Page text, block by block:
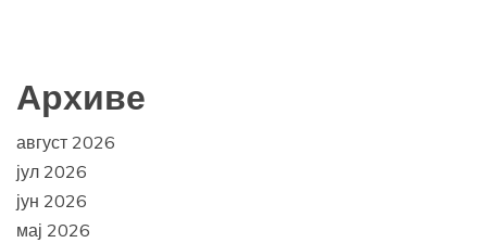
Архиве
август 2026
јул 2026
јун 2026
мај 2026